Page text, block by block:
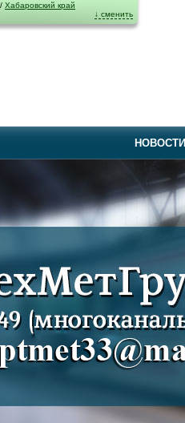
/ Хабаровский край
↓ сменить
НОВОСТИ